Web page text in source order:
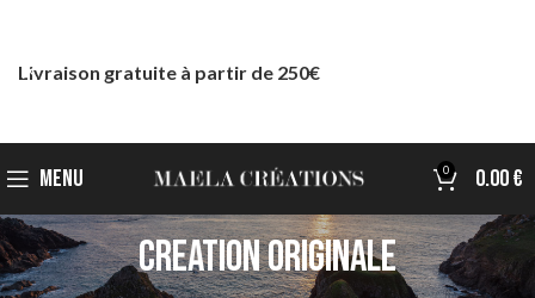
MENU 0 0.00€
creation originale
Livraison gratuite à partir de 250€